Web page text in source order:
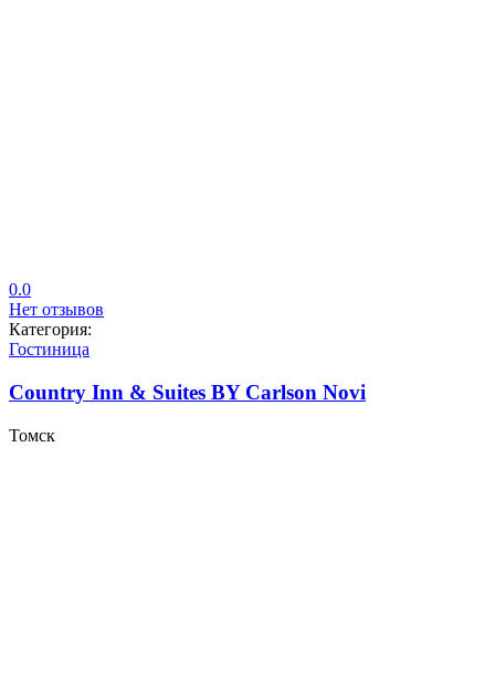
0.0
Нет отзывов
Категория:
Гостиница
Country Inn & Suites BY Carlson Novi
Томск